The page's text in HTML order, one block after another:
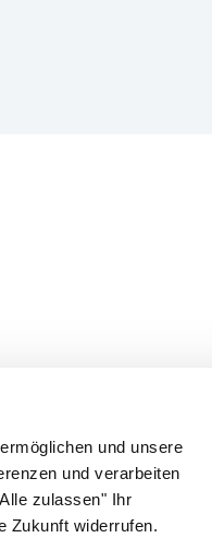
und unsere
und verarbeiten
zulassen" Ihr
Zukunft widerrufen.